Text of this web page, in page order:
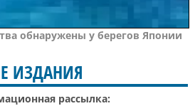
обнаружены у берегов Японии
ИЗДАНИЯ
рассылка: